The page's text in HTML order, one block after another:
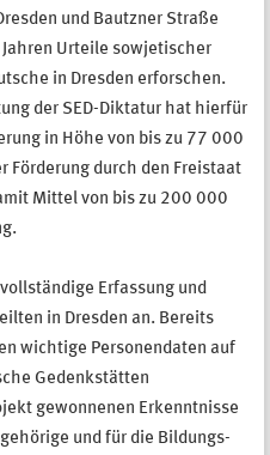
und Bautzner Straße
Urteile sowjetischer
in Dresden erforschen.
der SED-Diktatur hat hierfür
in Höhe von bis zu 77 000
Förderung durch den Freistaat
Mittel von bis zu 200 000
Erfassung und
in Dresden an. Bereits
wichtige Personendaten auf
Gedenkstätten
gewonnenen Erkenntnisse
und für die Bildungs-